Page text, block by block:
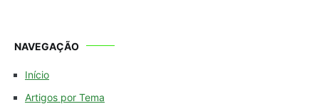
NAVEGAÇÃO
Início
Artigos por Tema